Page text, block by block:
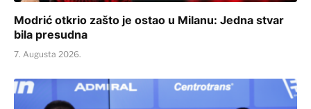
Modrić otkrio zašto je ostao u Milanu: Jedna stvar
bila presudna
7. Augusta 2026.